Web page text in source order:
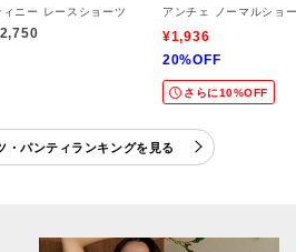
ィニー レースショーツ
アンチェ ノーマルショ
¥1,936
20%OFF
さらに10%OFF
・パンティランキングを見る